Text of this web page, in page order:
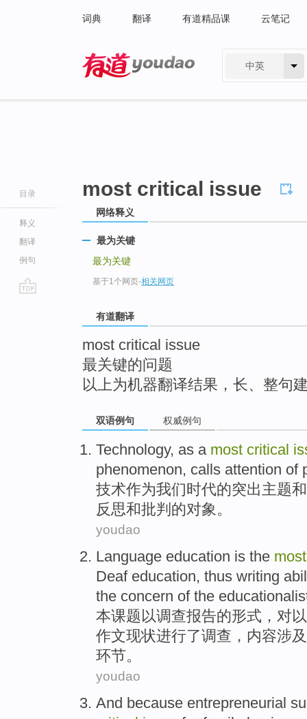
词典 翻译 有道精品课 云笔记
中英
目录
释义
翻译
例句
most critical issue
网络释义
最为关键
最为关键
基于1个网页-相关网页
有道翻译
most critical issue
最关键的问题
以上为机器翻译结果，长、整句
双语例句 权威例句
Technology, as a most critical
phenomenon, calls attention of
技术作为我们时代的突出主题和
反思和批判 的对象。
youdao
Language education is the
Deafeducation, thus writing
the concern of the
本课题以调查报告的形式，对
作文现状进行了调查，内容涉及
环节。
youdao
And because entrepreneurial